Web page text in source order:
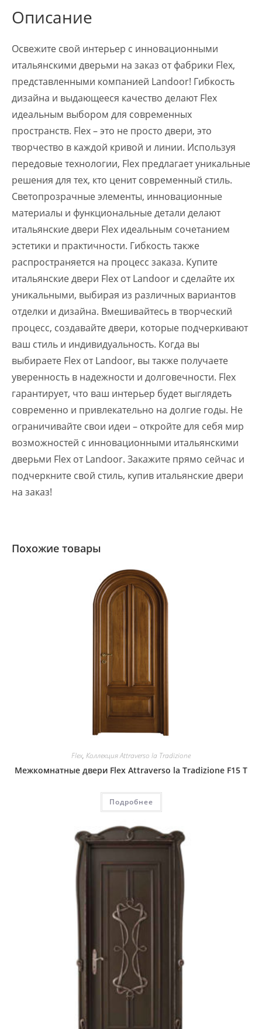
Описание
Освежите свой интерьер с инновационными
итальянскими дверьми на заказ от фабрики Flex,
представленными компанией Landoor! Гибкость
дизайна и выдающееся качество делают Flex
идеальным выбором для современных
пространств. Flex – это не просто двери, это
творчество в каждой кривой и линии. Используя
передовые технологии, Flex предлагает уникальные
решения для тех, кто ценит современный стиль.
Светопрозрачные элементы, инновационные
материалы и функциональные детали делают
итальянские двери Flex идеальным сочетанием
эстетики и практичности. Гибкость также
распространяется на процесс заказа. Купите
итальянские двери Flex от Landoor и сделайте их
уникальными, выбирая из различных вариантов
отделки и дизайна. Вмешивайтесь в творческий
процесс, создавайте двери, которые подчеркивают
ваш стиль и индивидуальность. Когда вы
выбираете Flex от Landoor, вы также получаете
уверенность в надежности и долговечности. Flex
гарантирует, что ваш интерьер будет выглядеть
современно и привлекательно на долгие годы. Не
ограничивайте свои идеи – откройте для себя мир
возможностей с инновационными итальянскими
дверьми Flex от Landoor. Закажите прямо сейчас и
подчеркните свой стиль, купив итальянские двери
на заказ!
Похожие товары
Flex, Коллекция Attraverso la Tradizione
Межкомнатные двери Flex Attraverso la Tradizione F15 T
Подробнее